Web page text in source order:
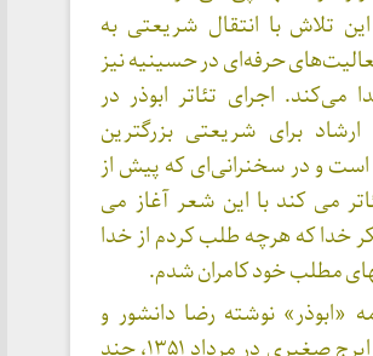
این تلاش با انتقال شریعتی به
حرفه‌ای در حسینیه نیز
می‌کند. اجرای تئاتر ابوذر در
برای شریعتی بزرگترین
و در سخنرانی‌ای که پیش از
می کند با این شعر آغاز می
خدا که هرچه طلب کردم از خدا
مطلب خود کامران شدم.
«ابوذر» نوشته رضا دانشور و
بازیگری ایرج صغیری در مرداد ۱۳۵۱، چند